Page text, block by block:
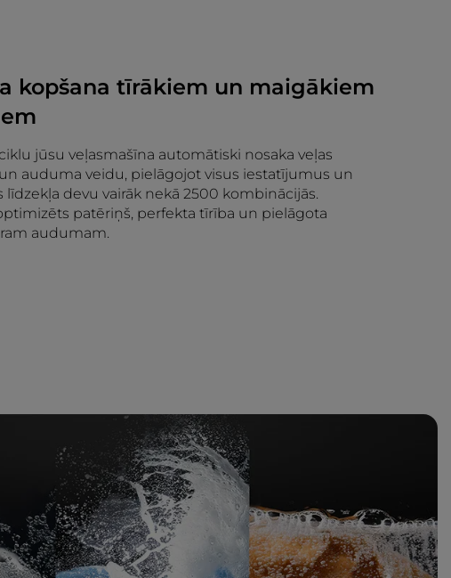
kopšana tīrākiem un maigākiem
jūsu veļasmašīna automātiski nosaka veļas
auduma veidu, pielāgojot visus iestatījumus un
līdzekļa devu vairāk nekā 2500 kombinācijās.
patēriņš, perfekta tīrība un pielāgota
audumam.